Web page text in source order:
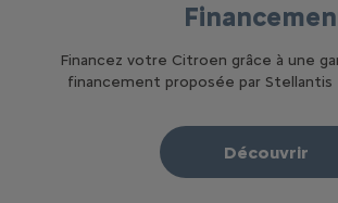
Financez votre Citroen grâce à une
financement proposée par Stellantis
Découvrir